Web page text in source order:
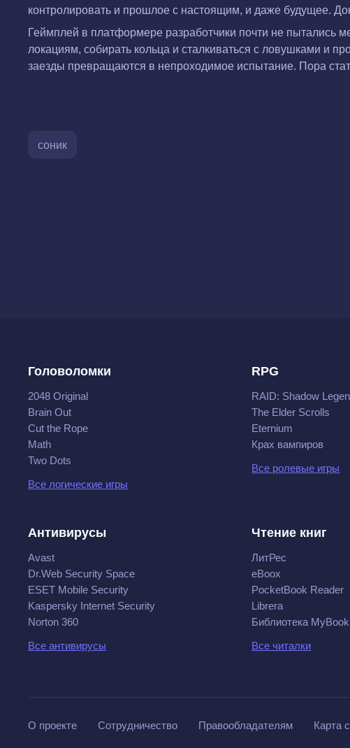
контролировать и прошлое с настоящим, и даже будущее.
Геймплей в платформере разработчики почти не пытались
локациям, собирать кольца и сталкиваться с ловушками и
заезды превращаются в непроходимое испытание. Пора
соник
Головоломки
2048 Original
Brain Out
Cut the Rope
Math
Two Dots
Все логические игры
RPG
RAID: Shadow
The Elder Scrolls
Eternium
Крах вампиров
Все ролевые игры
Антивирусы
Avast
Dr.Web Security Space
ESET Mobile Security
Kaspersky Internet Security
Norton 360
Все антивирусы
Чтение книг
ЛитРес
eBoox
PocketBook Reader
Librera
Библиотека MyBook
Все читалки
О проекте Сотрудничество Правообладателям Карта